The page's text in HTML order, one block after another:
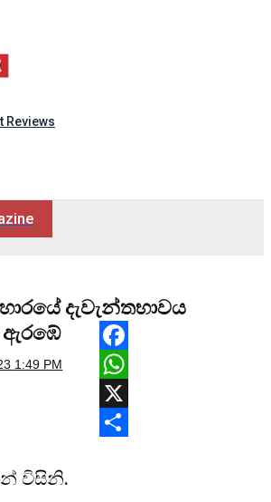
Reviews
දැවැන්තභාවය
ඇරඹේ
1:49 PM
Facebook
WhatsApp
X
විසිනි.